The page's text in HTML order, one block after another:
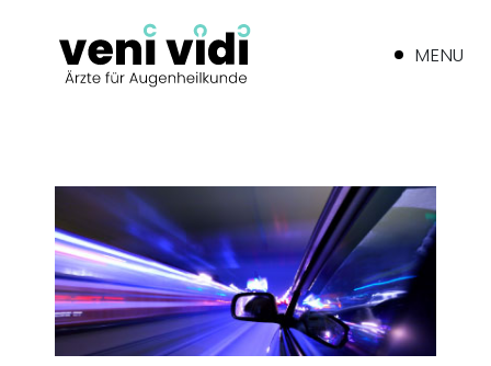
MENU